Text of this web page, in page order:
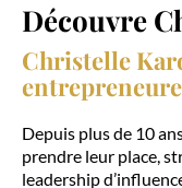
Découvre
Christelle
Depuis plus de 10
prendre leur place,
leadership